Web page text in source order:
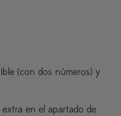
(con dos números) y
en el apartado de